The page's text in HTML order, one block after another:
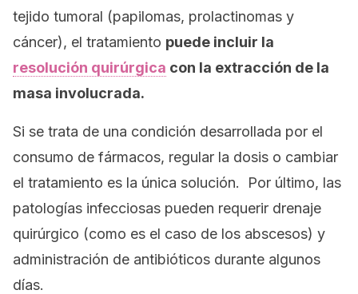
tejido tumoral (papilomas, prolactinomas y
cáncer), el tratamiento puede incluir la
resolución quirúrgica con la extracción de la
masa involucrada.
Si se trata de una condición desarrollada por el
consumo de fármacos, regular la dosis o cambiar
el tratamiento es la única solución. Por último, las
patologías infecciosas pueden requerir drenaje
quirúrgico (como es el caso de los abscesos) y
administración de antibióticos durante algunos
días.